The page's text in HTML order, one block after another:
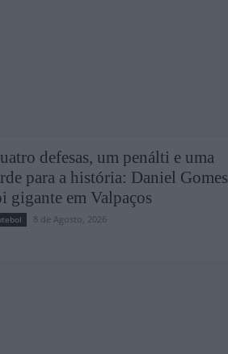
defesas, um penálti e uma
para a história: Daniel Gomes
gigante em Valpaços
8 de Agosto, 2026